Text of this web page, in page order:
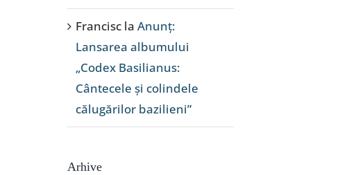
Francisc la Anunț:
Lansarea albumului
„Codex Basilianus:
Cântecele și colindele
călugărilor bazilieni”
Arhive